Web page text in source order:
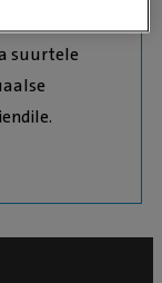
suurtele